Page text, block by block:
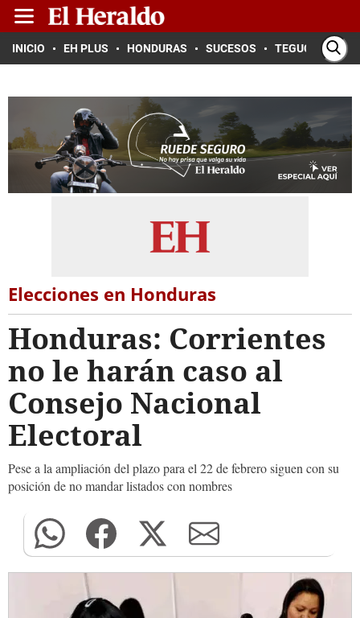
INICIO EH PLUS HONDURAS SUCESOS TEGUCIGALPA
Elecciones en Honduras
Honduras: Corrientes
no le harán caso al
Consejo Nacional
Electoral
Pese a la ampliación del plazo para el 22 de febrero siguen con su
posición de no mandar listados con nombres